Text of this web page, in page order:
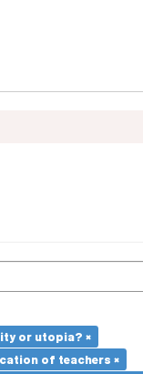
or utopia? ×
of teachers ×